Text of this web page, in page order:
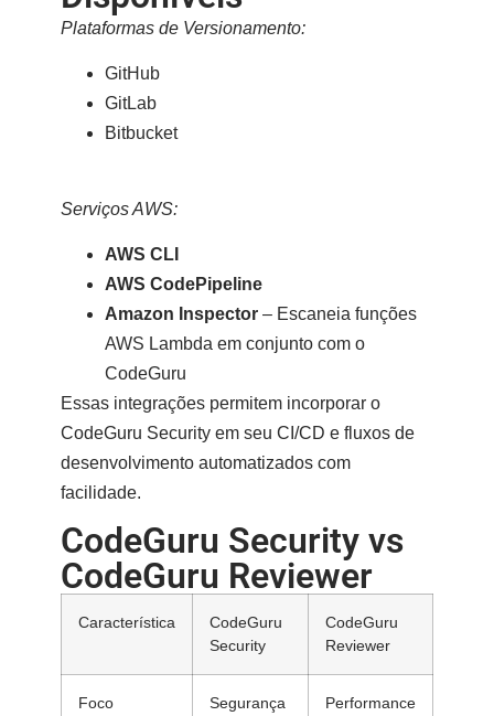
Plataformas de Versionamento:
GitHub
GitLab
Bitbucket
Serviços AWS:
AWS CLI
AWS CodePipeline
Amazon Inspector– Escaneia funções
AWS Lambda em conjunto com o
CodeGuru
Essas integrações permitem incorporar o
CodeGuru Security em seu CI/CD e fluxos de
desenvolvimento automatizados com
facilidade.
CodeGuru Security vs
CodeGuru Reviewer
Característica
CodeGuru
Security
CodeGuru
Reviewer
Foco Segurança
Performance